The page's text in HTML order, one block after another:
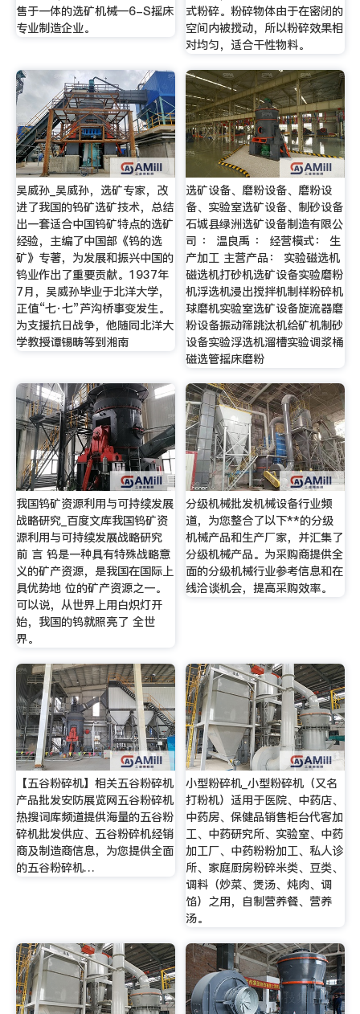
售于一体的选矿机械—6-S摇床
专业制造企业。
式粉碎。粉碎物体由于在密闭的
空间内被搅动，所以粉碎效果相
对均匀，适合干性物料。
吴威孙_吴威孙，选矿专家，改
进了我国的钨矿选矿技术，总结
出一套适合中国钨矿特点的选矿
经验，主编了中国部《钨的选
矿》专著，为发展和振兴中国的
钨业作出了重要贡献。1937年
7月，吴威孙毕业于北洋大学，
正值“七·七”芦沟桥事变发生。
为支援抗日战争，他随同北洋大
学教授谭锡畴等到湘南
选矿设备、磨粉设备、磨粉设
备、实验室选矿设备、制砂设备
石城县绿洲选矿设备制造有限公
司 ： 温良禹 ： 经营模式： 生
产加工 主营产品： 实验磁选机
磁选机打砂机选矿设备实验磨粉
机浮选机浸出搅拌机制样粉碎机
球磨机实验室选矿设备旋流器磨
粉设备振动筛跳汰机给矿机制砂
设备实验浮选机溜槽实验调浆桶
磁选管摇床磨粉
我国钨矿资源利用与可持续发展
战略研究_百度文库我国钨矿资
源利用与可持续发展战略研究
前 言 钨是一种具有特殊战略意
义的矿产资源，是我国在国际上
具优势地 位的矿产资源之一。
可以说，从世界上用白炽灯开
始，我国的钨就照亮了 全世
界。
分级机械批发机械设备行业频
道，为您整合了以下**的分级
机械产品和生产厂家，并汇集了
分级机械产品。为采购商提供全
面的分级机械行业参考信息和在
线洽谈机会，提高采购效率。
【五谷粉碎机】相关五谷粉碎机
产品批发安防展览网五谷粉碎机
热搜词库频道提供海量的五谷粉
碎机批发供应、五谷粉碎机经销
商及制造商信息，为您提供全面
的五谷粉碎机…
小型粉碎机_小型粉碎机（又名
打粉机）适用于医院、中药店、
中药房、保健品销售柜台代客加
工、中药研究所、实验室、中药
加工厂、中药粉粉加工、私人诊
所、家庭厨房粉碎米类、豆类、
调料（炒菜、煲汤、炖肉、调
馅）之用，自制营养餐、营养
汤。